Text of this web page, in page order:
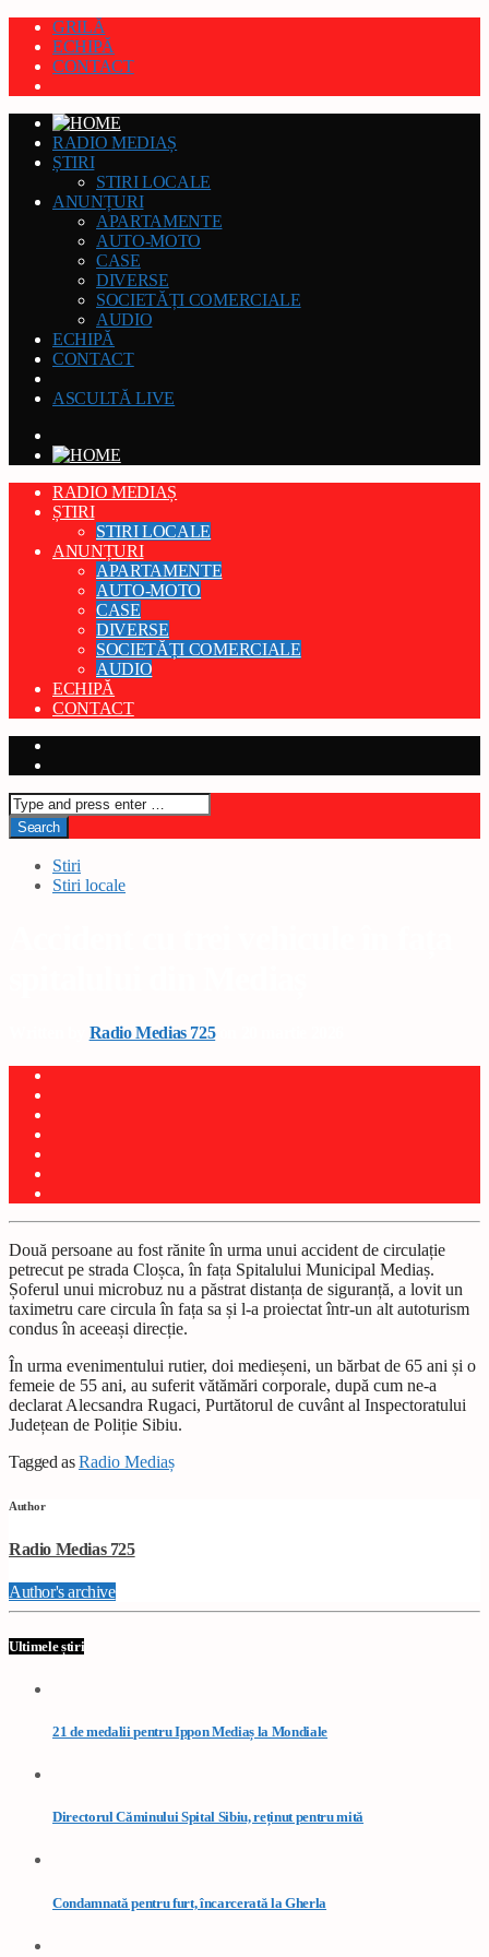
GRILĂ
ECHIPĂ
CONTACT
RADIO MEDIAȘ
ȘTIRI
STIRI LOCALE
ANUNȚURI
APARTAMENTE
AUTO-MOTO
CASE
DIVERSE
SOCIETĂȚI COMERCIALE
AUDIO
ECHIPĂ
CONTACT
ASCULTĂ LIVE
RADIO MEDIAȘ
ȘTIRI
STIRI LOCALE
ANUNȚURI
APARTAMENTE
AUTO-MOTO
CASE
DIVERSE
SOCIETĂȚI COMERCIALE
AUDIO
ECHIPĂ
CONTACT
Stiri
Stiri locale
Radio Medias 725on 20 martie 2026
Două persoane au fost rănite în urma unui accident de circulație
petrecut pe strada Cloșca, în fața Spitalului Municipal Mediaș.
Șoferul unui microbuz nu a păstrat distanța de siguranță, a lovit un
taximetru care circula în fața sa și l-a proiectat într-un alt autoturism
condus în aceeași direcție.
În urma evenimentului rutier, doi medieșeni, un bărbat de 65 ani și o
femeie de 55 ani, au suferit vătămări corporale, după cum ne-a
declarat Alecsandra Rugaci, Purtătorul de cuvânt al Inspectoratului
Județean de Poliție Sibiu.
Tagged asRadio Mediaș
Author
Radio Medias 725
Author's archive
Ultimele știri
21 de medalii pentru Ippon Mediaș la Mondiale
Directorul Căminului Spital Sibiu, reținut pentru mită
Condamnată pentru furt, încarcerată la Gherla